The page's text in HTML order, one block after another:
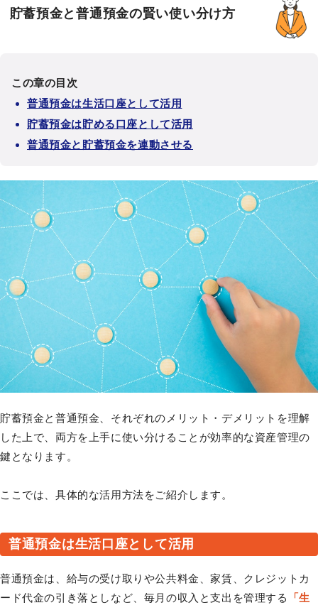
貯蓄預金と普通預金の賢い使い分け方
この章の目次
普通預金は生活口座として活用
貯蓄預金は貯める口座として活用
普通預金と貯蓄預金を連動させる
貯蓄預金と普通預金、それぞれのメリット・デメリットを理解
した上で、両方を上手に使い分けることが効率的な資産管理の
鍵となります。
ここでは、具体的な活用方法をご紹介します。
普通預金は生活口座として活用
普通預金は、給与の受け取りや公共料金、家賃、クレジットカ
ード代金の引き落としなど、毎月の収入と支出を管理する
「生